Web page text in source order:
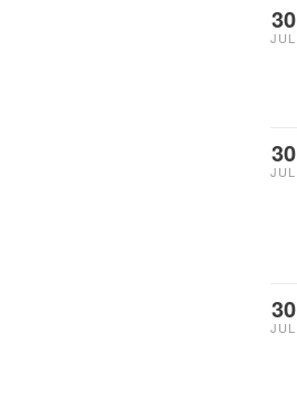
30
JUL
30
JUL
30
JUL